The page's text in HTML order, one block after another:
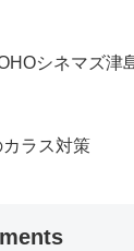
シネマズ津
ラス対策